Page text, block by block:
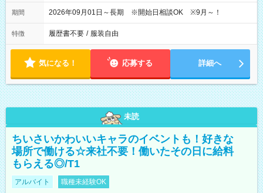
期間 2026年09月01日～長期 ※開始日相談OK ※9月～！
特徴 履歴書不要 / 服装自由
気になる！ 応募する 詳細へ
未読
ちいさいかわいいキャラのイベントも！好きな
場所で働ける☆来社不要！働いたその日に給料
もらえる◎/T1
アルバイト 職種未経験OK